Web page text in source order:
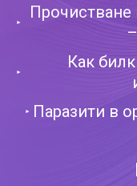
Как
Паразити в